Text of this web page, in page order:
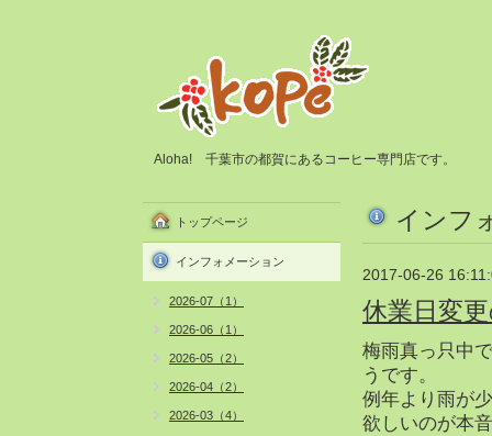
Aloha! 千葉市の都賀にあるコーヒー専門店です。
インフ
2017-06-26
休業日変
梅雨真っ只中
うです。
例年より雨が
欲しいのが本
トップページ
インフォメーション
2026-07（1）
2026-06（1）
2026-05（2）
2026-04（2）
2026-03（4）